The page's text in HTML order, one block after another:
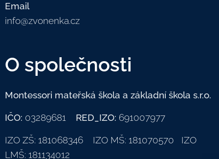
Email
info@zvonenka.cz
O společnosti
Montessori mateřská škola a základní škola s.r.o.
IČO: 03289681 RED_IZO: 691007977
IZO ZŠ: 181068346 IZO MŠ: 181070570 IZO
LMŠ: 181134012